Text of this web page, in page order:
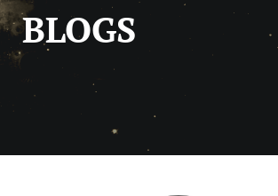
BLOGS